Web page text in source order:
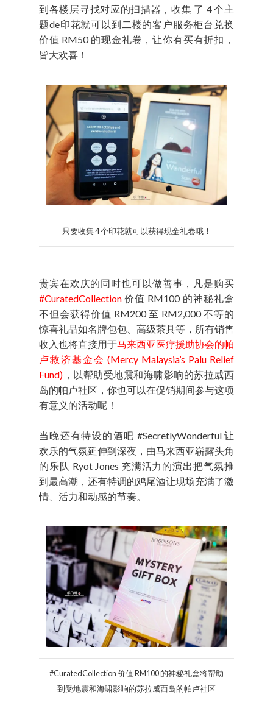
到各楼层寻找对应的扫描器，收集 了 4 个主
题de印花就可以到二楼的客户服务柜台兑换
价值 RM50 的现金礼卷，让你有买有折扣，
皆大欢喜！
只要收集 4 个印花就可以获得现金礼卷哦！
贵宾在欢庆的同时也可以做善事，凡是购买
#CuratedCollection 价值 RM100 的神秘礼盒
不但会获得价值 RM200 至 RM2,000 不等的
惊喜礼品如名牌包包、高级茶具等，所有销售
收入也将直接用于马来西亚医疗援助协会的帕
卢救济基金会 (Mercy Malaysia’s Palu Relief
Fund) ，以帮助受地震和海啸影响的苏拉威西
岛的帕卢社区，你也可以在促销期间参与这项
有意义的活动呢！
当晚还有特设的酒吧 #SecretlyWonderful 让
欢乐的气氛延伸到深夜，由马来西亚崭露头角
的乐队 Ryot Jones 充满活力的演出把气氛推
到最高潮，还有特调的鸡尾酒让现场充满了激
情、活力和动感的节奏。
#CuratedCollection 价值 RM100 的神秘礼盒将帮助
到受地震和海啸影响的苏拉威西岛的帕卢社区